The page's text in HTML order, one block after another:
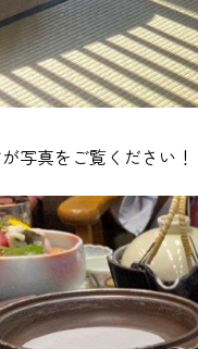
写真をご覧ください！